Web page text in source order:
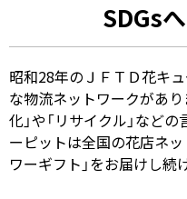
SDGs
昭和28年のＪＦＴＤ花キ
な物流ネットワークがあり
化」や「リサイクル」など
ーピットは全国の花店ネ
ワーギフト」をお届けし続